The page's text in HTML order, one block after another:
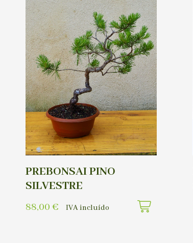
PREBONSAI PINO
SILVESTRE
88,00 € IVA incluído